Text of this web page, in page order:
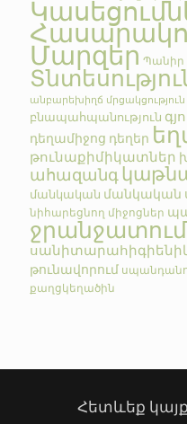
Մարզեր Պանիր
անբարեխիղճ մրցակցություն
բնապահպանություն
դեղամիջոց դեղեր
թունաքիմիկատներ
ահազանգ
մանկական մանկական
նիհարեցնող միջոցներ
ջրանջատում
թունավորում
քաղցկեղածին
Հետևեք